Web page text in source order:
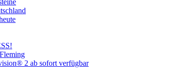
2 ab sofort verfügbar